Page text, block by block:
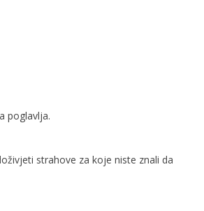
poglavlja.
strahove za koje niste znali da